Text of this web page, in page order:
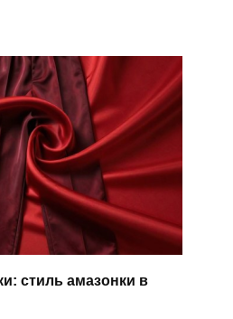
стиль амазонки в